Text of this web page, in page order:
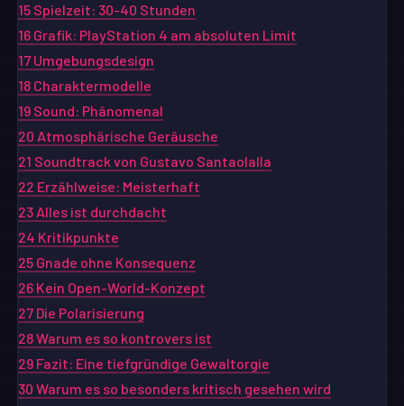
15 Spielzeit: 30-40 Stunden
16 Grafik: PlayStation 4 am absoluten Limit
17 Umgebungsdesign
18 Charaktermodelle
19 Sound: Phänomenal
20 Atmosphärische Geräusche
21 Soundtrack von Gustavo Santaolalla
22 Erzählweise: Meisterhaft
23 Alles ist durchdacht
24 Kritikpunkte
25 Gnade ohne Konsequenz
26 Kein Open-World-Konzept
27 Die Polarisierung
28Warum es so kontrovers ist
29 Fazit: Eine tiefgründige Gewaltorgie
30 Warum es so besonders kritisch gesehen wird